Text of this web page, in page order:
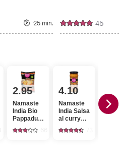
25 min. 45
2.95
Namaste
India Bio
Pappadum
Chips di
4.10
Namaste
India Salsa
al curry
masala